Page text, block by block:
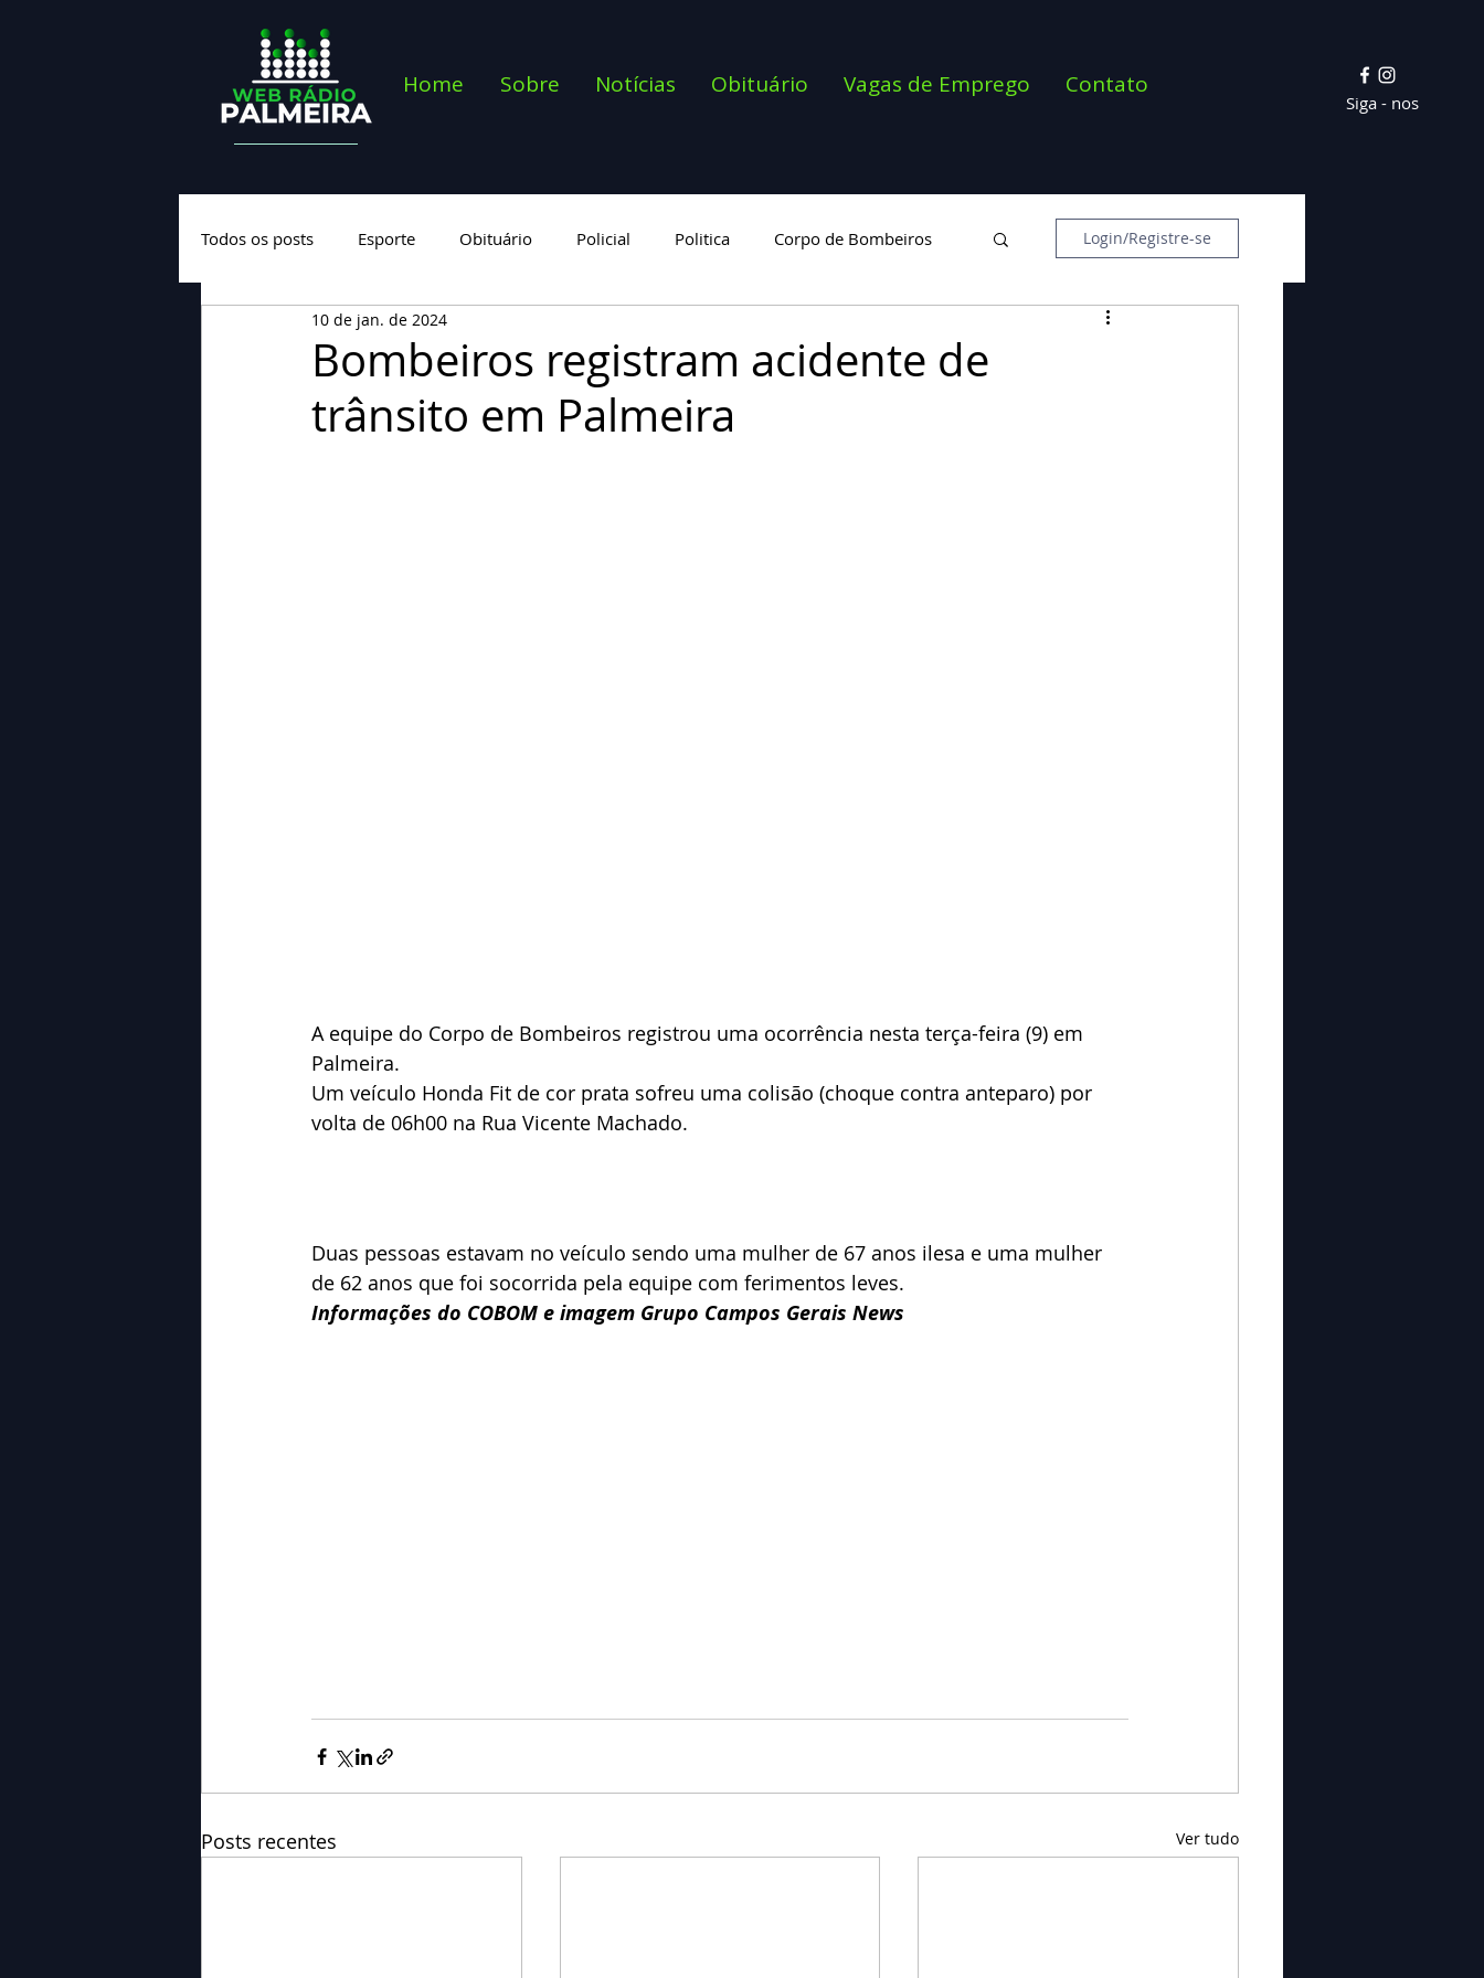
Home Sobre Notícias Obituário Vagas de Emprego Contato
Siga - nos
Todos os posts Esporte Obituário Policial Politica Corpo de Bombeiros
Geral Nova categoria
Login/Registre-se
Bombeiros registram acidente de
trânsito em Palmeira
10 de jan. de 2024
A equipe do Corpo de Bombeiros registrou uma ocorrência nesta terça-feira (9) em
Palmeira.
Um veículo Honda Fit de cor prata sofreu uma colisão (choque contra anteparo) por
volta de 06h00 na Rua Vicente Machado.
Duas pessoas estavam no veículo sendo uma mulher de 67 anos ilesa e uma mulher
de 62 anos que foi socorrida pela equipe com ferimentos leves.
Informações do COBOM e imagem Grupo Campos Gerais News
Posts recentes Ver tudo